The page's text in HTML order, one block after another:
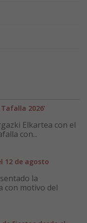
2026’
Elkartea con el
con...
12 de agosto
la
con motivo del